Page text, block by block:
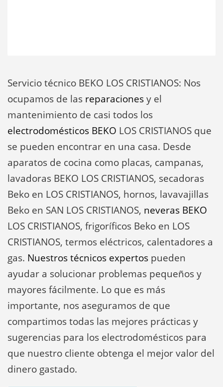
Servicio técnico BEKO LOS CRISTIANOS: Nos
ocupamos de las reparacionesy el
mantenimiento de casi todos los
electrodomésticos BEKO LOS CRISTIANOS que
se pueden encontrar en una casa. Desde
aparatos de cocina como placas, campanas,
lavadoras BEKO LOS CRISTIANOS, secadoras
Beko en LOS CRISTIANOS, hornos, lavavajillas
Beko en SAN LOS CRISTIANOS, neveras BEKO
LOS CRISTIANOS, frigoríficos Beko en LOS
CRISTIANOS, termos eléctricos, calentadores a
gas. Nuestros técnicos expertos pueden
ayudar a solucionar problemas pequeños y
mayores fácilmente. Lo que es más
importante, nos aseguramos de que
compartimos todas las mejores prácticas y
sugerencias para los electrodomésticos para
que nuestro cliente obtenga el mejor valor del
dinero gastado.